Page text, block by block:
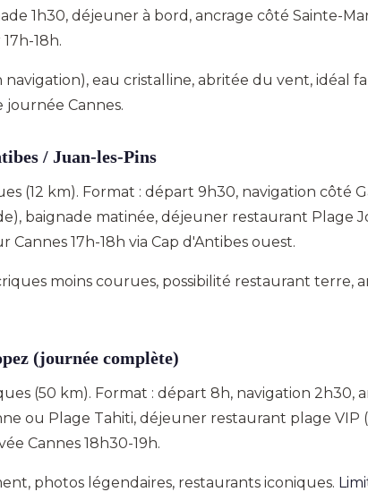
1h30, déjeuner à bord, ancrage côté Sainte-
18h.
navigation), eau cristalline, abritée du vent, idéal
journée Cannes.
/ Juan-les-Pins
(12 km). Format : départ 9h30, navigation côté
baignade matinée, déjeuner restaurant Plage
17h-18h via Cap d'Antibes ouest.
moins courues, possibilité restaurant terre,
(journée complète)
(50 km). Format : départ 8h, navigation 2h30,
ou Plage Tahiti, déjeuner restaurant plage VIP
Cannes 18h30-19h.
photos légendaires, restaurants iconiques.